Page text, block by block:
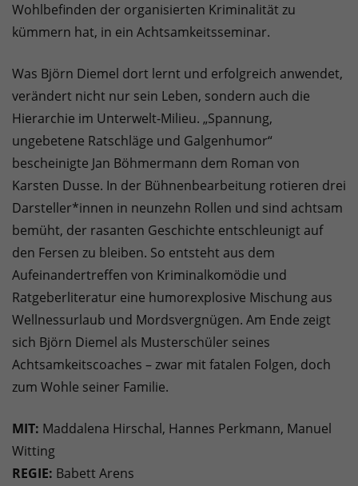
Wohlbefinden der organisierten Kriminalität zu
kümmern hat, in ein Achtsamkeitsseminar.
Was Björn Diemel dort lernt und erfolgreich anwendet,
verändert nicht nur sein Leben, sondern auch die
Hierarchie im Unterwelt-Milieu. „Spannung,
ungebetene Ratschläge und Galgenhumor“
bescheinigte Jan Böhmermann dem Roman von
Karsten Dusse. In der Bühnenbearbeitung rotieren drei
Darsteller*innen in neunzehn Rollen und sind achtsam
bemüht, der rasanten Geschichte entschleunigt auf
den Fersen zu bleiben. So entsteht aus dem
Aufeinandertreffen von Kriminalkomödie und
Ratgeberliteratur eine humorexplosive Mischung aus
Wellnessurlaub und Mordsvergnügen. Am Ende zeigt
sich Björn Diemel als Musterschüler seines
Achtsamkeitscoaches – zwar mit fatalen Folgen, doch
zum Wohle seiner Familie.
MIT: Maddalena Hirschal, Hannes Perkmann, Manuel
Witting
REGIE: Babett Arens